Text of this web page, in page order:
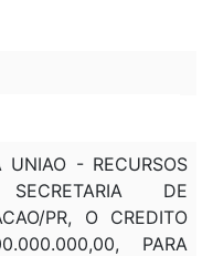
UNIAO - RECURSOS
DE
PR, O CREDITO
PARA